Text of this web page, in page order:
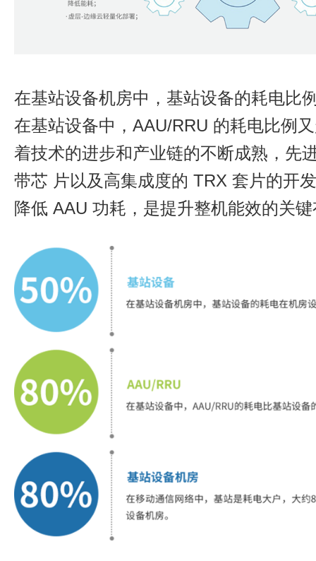
在基站设备机房中，基站设备的耗电比
在基站设备中，AAU/RRU 的耗电比例
着技术的进步和产业链的不断成熟，先
带芯 片以及高集成度的 TRX 套片的开
降低 AAU 功耗，是提升整机能效的关